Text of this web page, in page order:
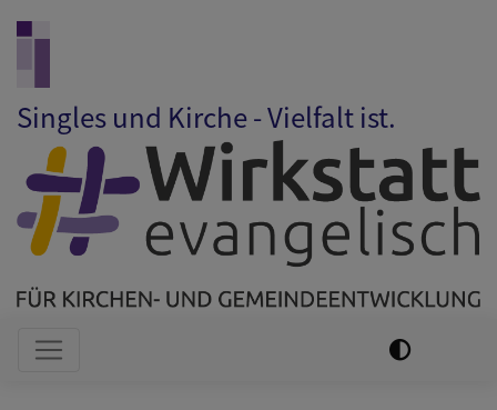
zum
Singles und Kirche - Vielfalt ist.
Hauptnavigation